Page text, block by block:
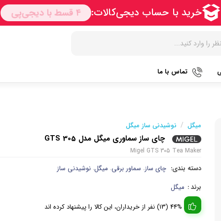
آون توستر
پلوپز
تستر نان
فر
تماس با ما
میگل / نوشیدنی ساز میگل
چای ساز سماوری میگل مدل GTS 305
Migel GTS 305 Tea Maker
دسته بندی: چای ساز، سماور برقی، میگل،نوشیدنی ساز
برند : میگل
44% (13) نفر از خریداران، این کالا را پیشنهاد کرده اند